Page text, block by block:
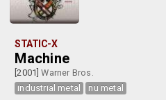
STATIC-X
Machine
[2001]Warner Bros.
industrial metal
nu metal